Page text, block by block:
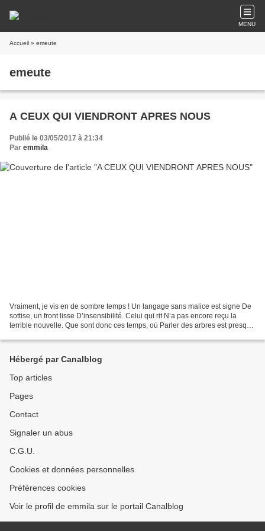
MENU
Accueil » emeute
emeute
A CEUX QUI VIENDRONT APRES NOUS
Publié le 03/05/2017 à 21:34
Par emmila
Vraiment, je vis en de sombre temps ! Un langage sans malice est signe De
sottise, un front lisse D’insensibilité. Celui qui rit N’a pas encore reçu la
terrible nouvelle. Que sont donc ces temps, où Parler des arbres est presque
Hébergé par Canalblog
Top articles
Pages
Contact
Signaler un abus
C.G.U.
Cookies et données personnelles
Préférences cookies
Voir le profil de emmila sur le portail Canalblog